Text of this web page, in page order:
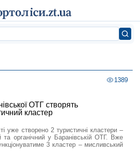
1389
ОТГ створять
кластер
уже створено 2 туристичні кластери –
та органічний у Баранівській ОТГ. Вже
3 кластер – мисливський